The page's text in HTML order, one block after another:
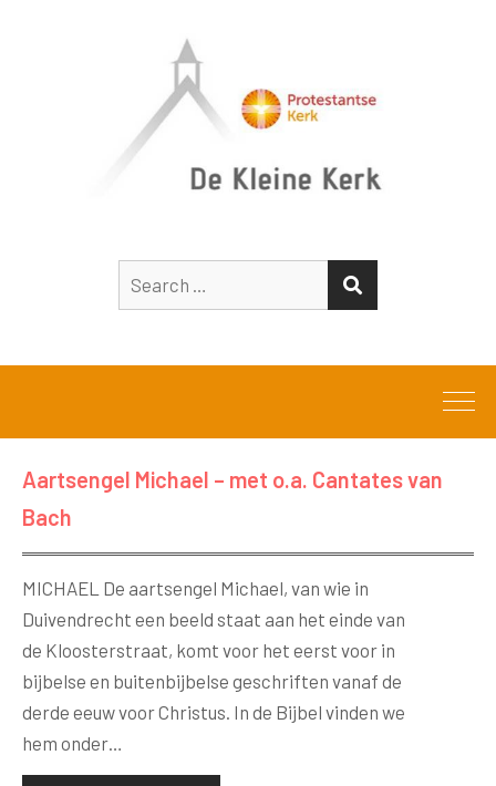
for:
Aartsengel Michael – met o.a. Cantates van
Bach
MICHAEL De aartsengel Michael, van wie in
Duivendrecht een beeld staat aan het einde van
de Kloosterstraat, komt voor het eerst voor in
bijbelse en buitenbijbelse geschriften vanaf de
derde eeuw voor Christus. In de Bijbel vinden we
hem onder…